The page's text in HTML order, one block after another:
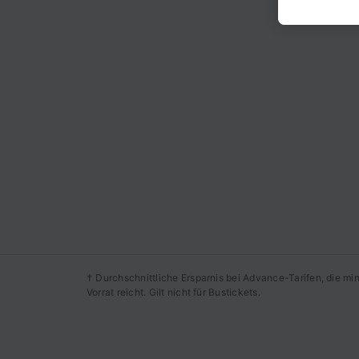
† Durchschnittliche Ersparnis bei Advance-Tarifen, die
Vorrat reicht. Gilt nicht für Bustickets.
Daten